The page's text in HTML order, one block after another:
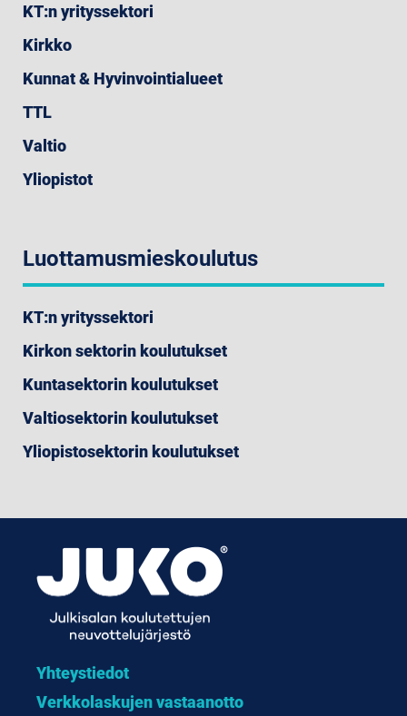
KT:n yrityssektori
Kirkko
Kunnat & Hyvinvointialueet
TTL
Valtio
Yliopistot
Luottamusmieskoulutus
KT:n yrityssektori
Kirkon sektorin koulutukset
Kuntasektorin koulutukset
Valtiosektorin koulutukset
Yliopistosektorin koulutukset
Yhteystiedot
Verkkolaskujen vastaanotto